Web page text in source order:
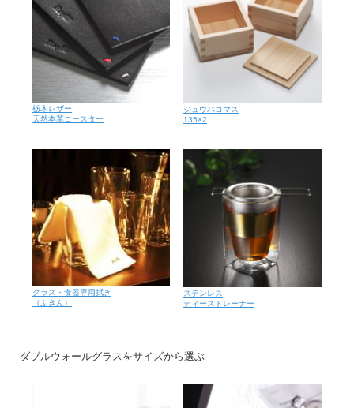
栃木レザー
天然本革コースター
ジュウバコマス
135×2
グラス・食器専用拭き
（ふきん）
ステンレス
ティーストレーナー
ダブルウォールグラスをサイズから選ぶ